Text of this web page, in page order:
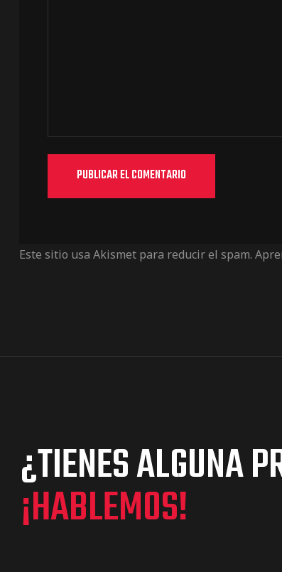
Este sitio usa Akismet para reducir el spam.
¿TIENES ALGUNA
¡HABLEMOS!